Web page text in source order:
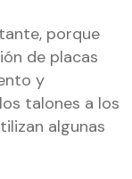
porque
de placas
y
talones a los
algunas